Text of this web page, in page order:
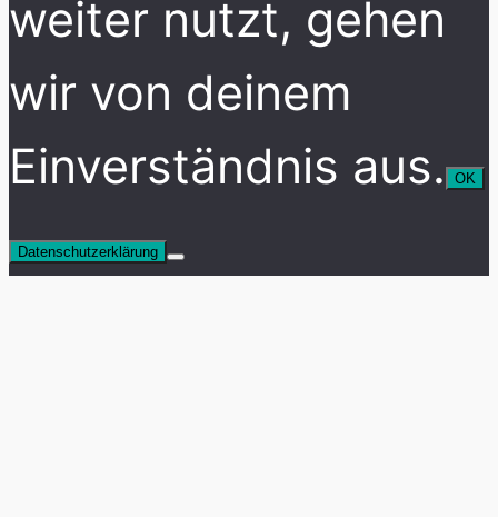
weiter nutzt, gehen
wir von deinem
Einverständnis aus.
OK
Datenschutzerklärung